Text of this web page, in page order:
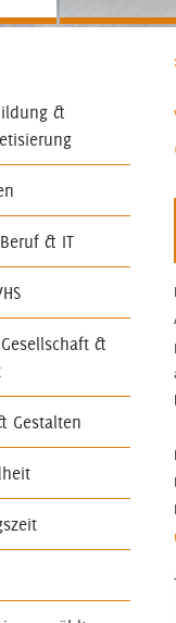
&
& IT
&
Gestalten